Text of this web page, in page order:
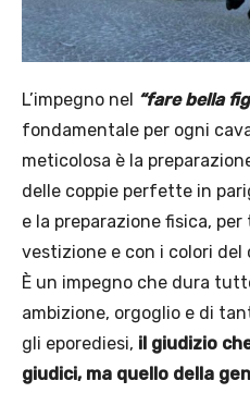
L’impegno nel “fare bella
fondamentale per ogni
meticolosa è la
delle coppie perfette in
e la preparazione fisica,
vestizione e con i colori del
È un impegno che dura
ambizione, orgoglio e di
gli eporediesi, il giudizio
giudici, ma quello della